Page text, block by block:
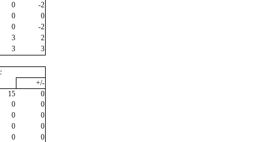
0
-2
0
0
0
-2
3
2
3
3
+/-
15
0
0
0
0
0
0
0
0
0